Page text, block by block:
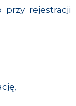
przy rejestracji